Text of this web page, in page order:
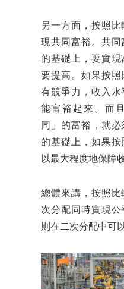
另一方面，按照
現共同富裕。共
的基礎上，要實
要提高。如果按
有競爭力，收入
能富裕起來。而
同」的富裕，就
的基礎上，如果按
以最大程度地保障
總體來講，按照比
次分配同時實現
則在二次分配中可